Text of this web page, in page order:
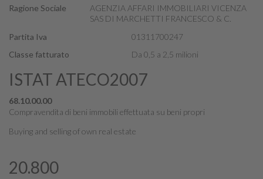
Ragione Sociale
AGENZIA AFFARI IMMOBILIARI VICENZA
SAS DI MARCHETTI FRANCESCO & C.
Partita Iva
01311700247
Classe fatturato
Da 0,5 a 2,5 milioni
ISTAT ATECO2007
68.10.00.00
Compravendita di beni immobili effettuata su beni propri
Buying and selling of own real estate
20.800